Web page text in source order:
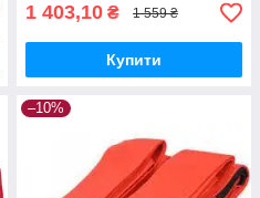
1 403,10 ₴ 1 559 ₴
Купити
–10%